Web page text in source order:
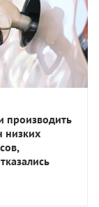
производить
низких